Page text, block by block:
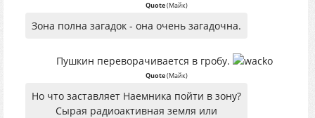
Quote(Майк)
Зона полна загадок - она очень загадочна.
Пушкин переворачивается в гробу.
Quote(Майк)
Но что заставляет Наемника пойти в зону?
Сырая радиоактивная земля или